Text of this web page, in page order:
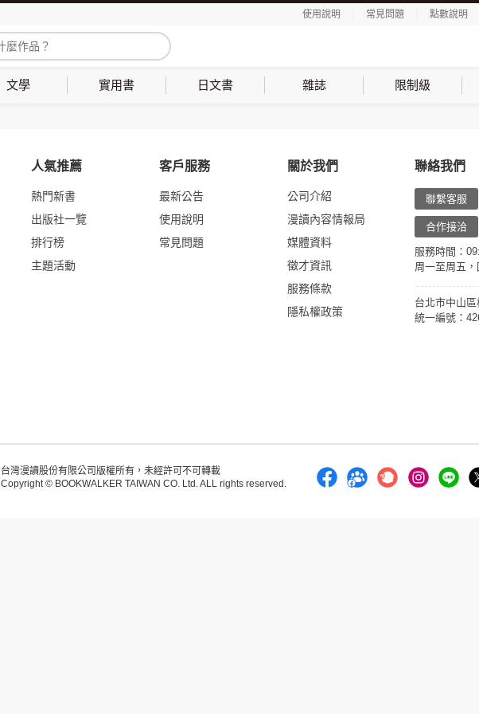
使用說明 常見問題 點數說明
文學 實用書 日文書 雜誌 限制級
人氣推薦
熱門新書
出版社一覽
排行榜
主題活動
客戶服務
最新公告
使用說明
常見問題
關於我們
公司介紹
漫讀內容情報局
媒體資料
徵才資訊
服務條款
隱私權政策
聯絡我們
聯繫客服
合作接洽
服務時間：
周一至周五
台北市中山
統一編號：
台灣漫讀股份有限公司版權所有，未經許可不可轉載
Copyright © BOOKWALKER TAIWAN CO. Ltd. ALL rights reserved.